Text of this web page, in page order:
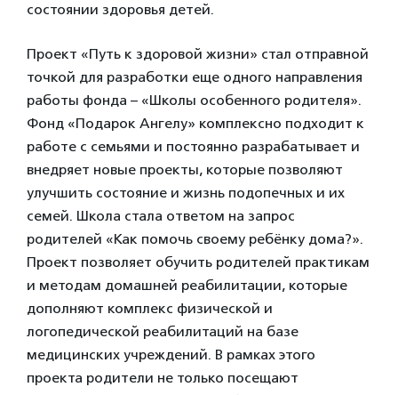
состоянии здоровья детей.
Проект «Путь к здоровой жизни» стал отправной
точкой для разработки еще одного направления
работы фонда – «Школы особенного родителя».
Фонд «Подарок Ангелу» комплексно подходит к
работе с семьями и постоянно разрабатывает и
внедряет новые проекты, которые позволяют
улучшить состояние и жизнь подопечных и их
семей. Школа стала ответом на запрос
родителей «Как помочь своему ребёнку дома?».
Проект позволяет обучить родителей практикам
и методам домашней реабилитации, которые
дополняют комплекс физической и
логопедической реабилитаций на базе
медицинских учреждений. В рамках этого
проекта родители не только посещают